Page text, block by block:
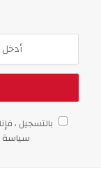
بالتسجيل ،
سياسة